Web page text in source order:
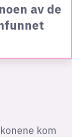
av de
kom